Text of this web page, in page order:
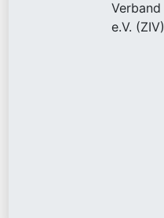
Verband
e.V. (ZIV)